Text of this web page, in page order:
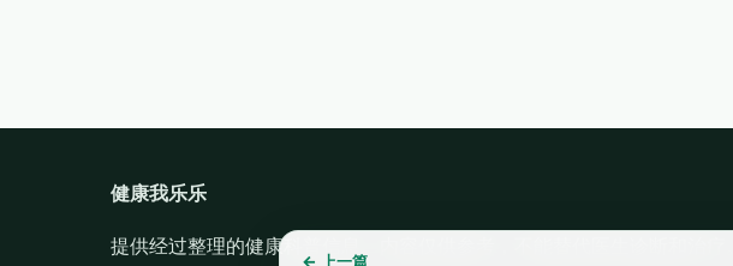
← 上一篇
健康我乐乐
提供经过整理的健康科普信息。内容仅供参考，不能替代医生诊断和治疗。